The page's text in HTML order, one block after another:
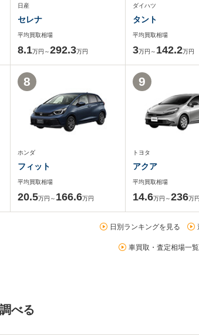
日産
セレナ
平均買取相場
8.1万円～292.3万円
ダイハツ
タント
平均買取相場
3万円～ 142.2万円
ホンダ
フィット
平均買取相場
20.5万円～ 166.6万円
8
トヨタ
アクア
平均買取相場
14.6万円～236万円
9
日別ランキングを見る
車買取・査定相場一
べる